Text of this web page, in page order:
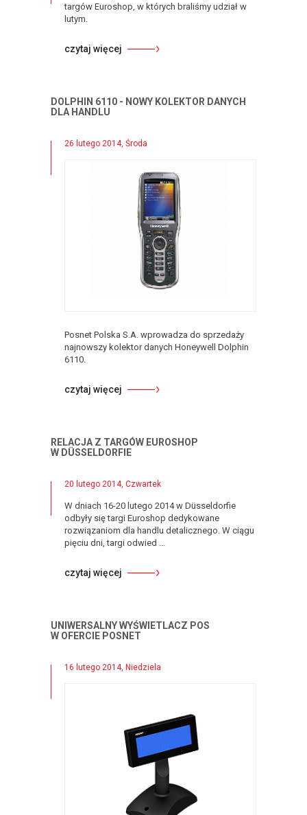
targów Euroshop, w których braliśmy udział w
lutym.
czytaj więcej
DOLPHIN 6110 - NOWY KOLEKTOR DANYCH
DLA HANDLU
26 lutego 2014, Środa
Posnet Polska S.A. wprowadza do sprzedaży
najnowszy kolektor danych Honeywell Dolphin
6110.
czytaj więcej
RELACJA Z TARGÓW EUROSHOP
W DÜSSELDORFIE
20 lutego 2014, Czwartek
W dniach 16-20 lutego 2014 w Düsseldorfie
odbyły się targi Euroshop dedykowane
rozwiązaniom dla handlu detalicznego. W ciągu
pięciu dni, targi odwied ...
czytaj więcej
UNIWERSALNY WYŚWIETLACZ POS
W OFERCIE POSNET
16 lutego 2014, Niedziela